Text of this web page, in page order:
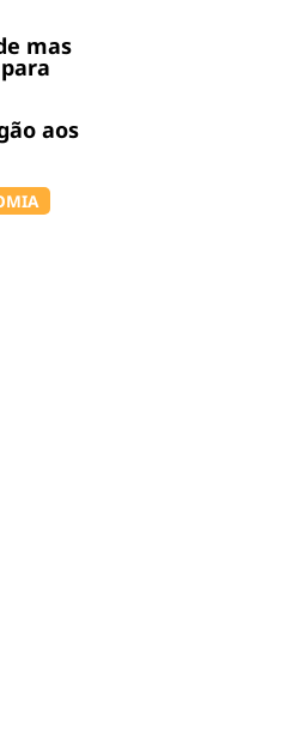
mas
aos